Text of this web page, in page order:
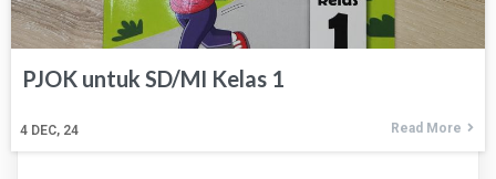
PJOK untuk SD/MI Kelas 1
4 DEC, 24 Read More